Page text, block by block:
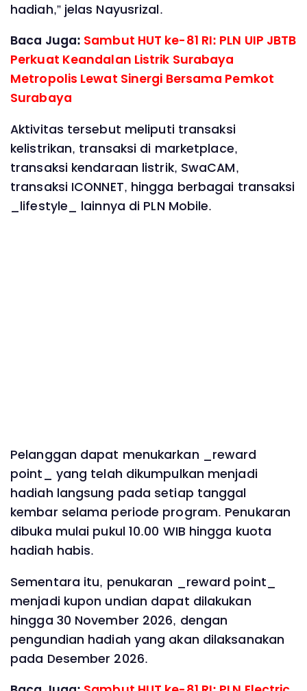
hadiah,” jelas Nayusrizal.
Baca Juga: Sambut HUT ke-81 RI: PLN UIP JBTB
Perkuat Keandalan Listrik Surabaya
Metropolis Lewat Sinergi Bersama Pemkot
Surabaya
Aktivitas tersebut meliputi transaksi
kelistrikan, transaksi di marketplace,
transaksi kendaraan listrik, SwaCAM,
transaksi ICONNET, hingga berbagai transaksi
_lifestyle_ lainnya di PLN Mobile.
Pelanggan dapat menukarkan _reward
point_ yang telah dikumpulkan menjadi
hadiah langsung pada setiap tanggal
kembar selama periode program. Penukaran
dibuka mulai pukul 10.00 WIB hingga kuota
hadiah habis.
Sementara itu, penukaran _reward point_
menjadi kupon undian dapat dilakukan
hingga 30 November 2026, dengan
pengundian hadiah yang akan dilaksanakan
pada Desember 2026.